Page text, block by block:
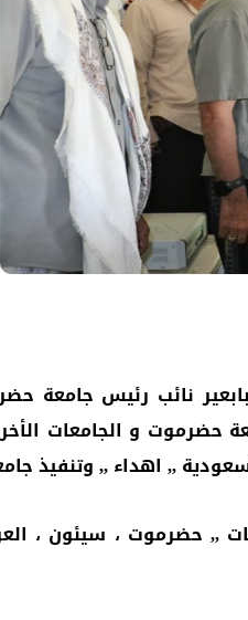
نائب رئيس جامعة
حضرموت و الجامعات
,, اهداء ,, وتنفيذ
عنوان سيتم توزيعها على جامعات ,,